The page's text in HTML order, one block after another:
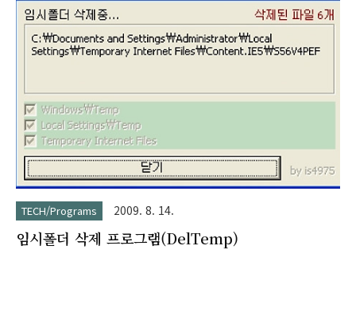
타나도록 하실수도 있습니다. 쉽고 간단한 인터페이스로 구성이
되어 있기 때문에 텍스트를 입력하는 창에 Hello 대신 원하는 텍
스트를 입력하고 배경색상과 폰트, 텍스트 색상등을 지정한후
집니다.
TECH/Programs 2009. 8. 14.
임시폴더 삭제 프로그램(DelTemp)